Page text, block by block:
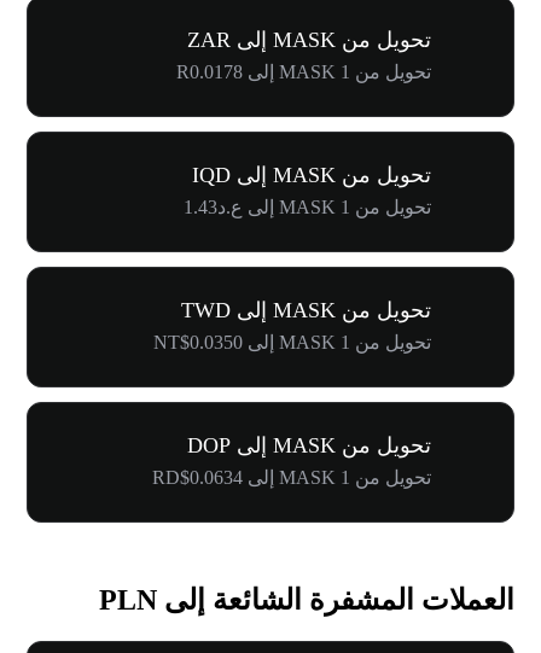
تحويل من MASK إلى ZAR
تحويل من 1 MASK إلى R0.0178
تحويل من MASK إلى IQD
تحويل من 1 MASK إلى ع.د1.43
تحويل من MASK إلى TWD
تحويل من 1 MASK إلى NT$0.0350
تحويل من MASK إلى DOP
تحويل من 1 MASK إلى RD$0.0634
العملات المشفرة الشائعة إلى PLN